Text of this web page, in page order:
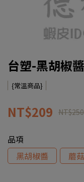
台塑-黑胡椒
{常溫商品}
NT$209 NT$250
品項
黑胡椒醬
蘑